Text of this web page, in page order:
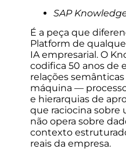
SAP
É a peça que
Platform de
IA empresarial. O
codifica 50 anos de
relações
máquina —
e hierarquias de
que raciocina sobre
não opera sobre
contexto
reais da empresa.